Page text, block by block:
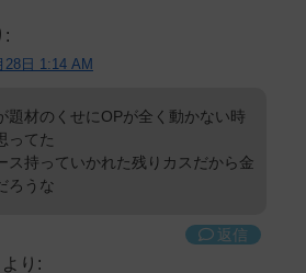
:
28日 1:14 AM
題材のくせにOPが全く動かない時
ってた
ス持っていかれた残りカスだから金
ろうな
返信
より: